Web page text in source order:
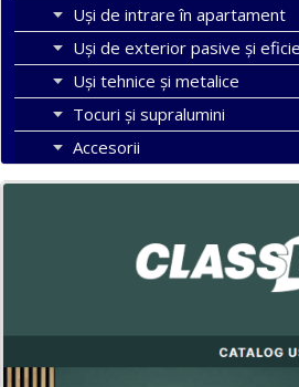
Uși de intrare în apartament
Uşi de exterior pasive şi
Uși tehnice și metalice
Tocuri şi supralumini
Accesorii